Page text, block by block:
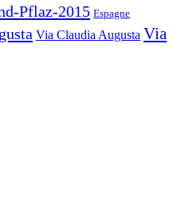
Pflaz-2015 Espagne
Via Claudia Augusta Via